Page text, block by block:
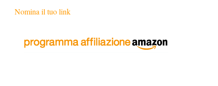
Nomina il tuo link